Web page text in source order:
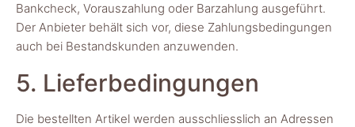
Bankcheck, Vorauszahlung oder Barzahlung ausgeführt.
Der Anbieter behält sich vor, diese Zahlungsbedingungen
auch bei Bestandskunden anzuwenden.
5. Lieferbedingungen
Die bestellten Artikel werden ausschliesslich an Adressen